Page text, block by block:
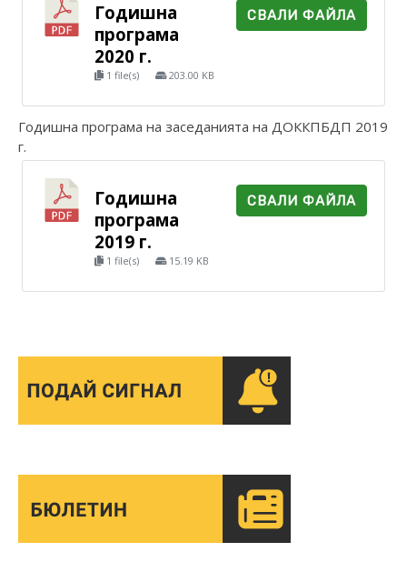
Годишна
програма
2020 г.
1 file(s) 203.00 KB
СВАЛИ ФАЙЛА
Годишна програма на заседанията на ДОККПБДП 2019
г.
Годишна
програма
2019 г.
1 file(s) 15.19 KB
СВАЛИ ФАЙЛА